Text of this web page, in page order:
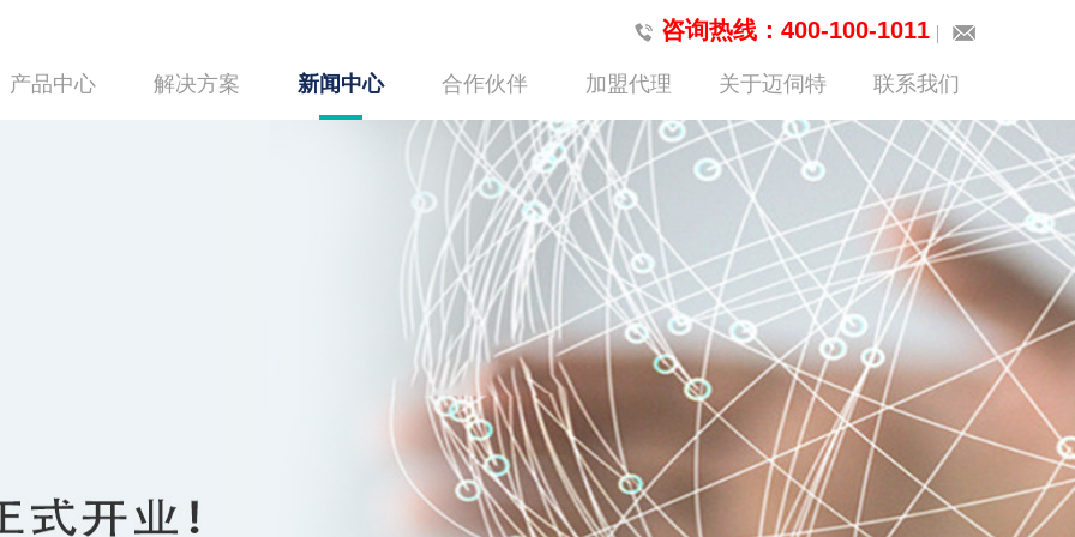
咨询热线：400-100-1011
产品中心 解决方案 新闻中心 合作伙伴 加盟代理 关于迈伺特 联系我们